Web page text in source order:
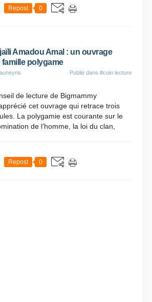
Repost 0
Amadou Amal : un ouvrage
polygame
Publié dans #coin lecture
de lecture de Bigmammy
cet ouvrage qui retrace trois
La polygamie est courante sur le
de l’homme, la loi du clan,
Repost 0